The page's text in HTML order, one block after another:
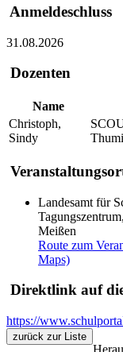
Anmeldeschluss
31.08.2026
Dozenten
Name
Christoph,
Sindy
Landesamt für
Meißen
Route zum
Maps)
Direktlink auf
https://
zurück zur Liste